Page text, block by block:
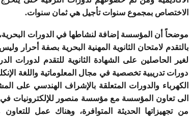
الاختصاص بمجموع سنوات تأجيل هي ثمان سنوات.
موضحاً أن المؤسسة إضافة لنشاطها في الدورات البحرية،
بالتقدم لامتحان الثانوية المهنية البحرية بصفة أحرار
لغير الحاصلين على الشهادة الثانوية للتقدم لدورات
دورات تدريبية تخصصية في مجال المعلوماتية واللغة
الكهرباء والدورات المتعلقة بالإشراف الهندسي على
الى تعاون المؤسسة مع مؤسسة منصور للإلكترونيات في
من تجهيزاتها الحديثة المتوافرة، وهناك عمل